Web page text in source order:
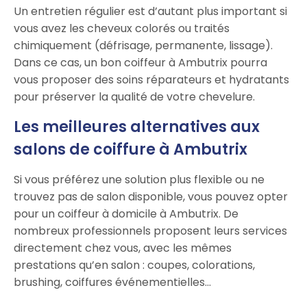
Un entretien régulier est d’autant plus important si
vous avez les cheveux colorés ou traités
chimiquement (défrisage, permanente, lissage).
Dans ce cas, un bon coiffeur à Ambutrix pourra
vous proposer des soins réparateurs et hydratants
pour préserver la qualité de votre chevelure.
Les meilleures alternatives aux
salons de coiffure à Ambutrix
Si vous préférez une solution plus flexible ou ne
trouvez pas de salon disponible, vous pouvez opter
pour un coiffeur à domicile à Ambutrix. De
nombreux professionnels proposent leurs services
directement chez vous, avec les mêmes
prestations qu’en salon : coupes, colorations,
brushing, coiffures événementielles…